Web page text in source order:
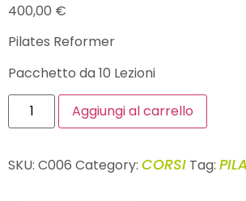
400,00 €
Pilates Reformer
Pacchetto da 10 Lezioni
Aggiungi al carrello
SKU: C006 Category: CORSI Tag: